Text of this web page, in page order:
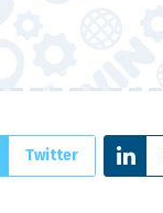
Twitter